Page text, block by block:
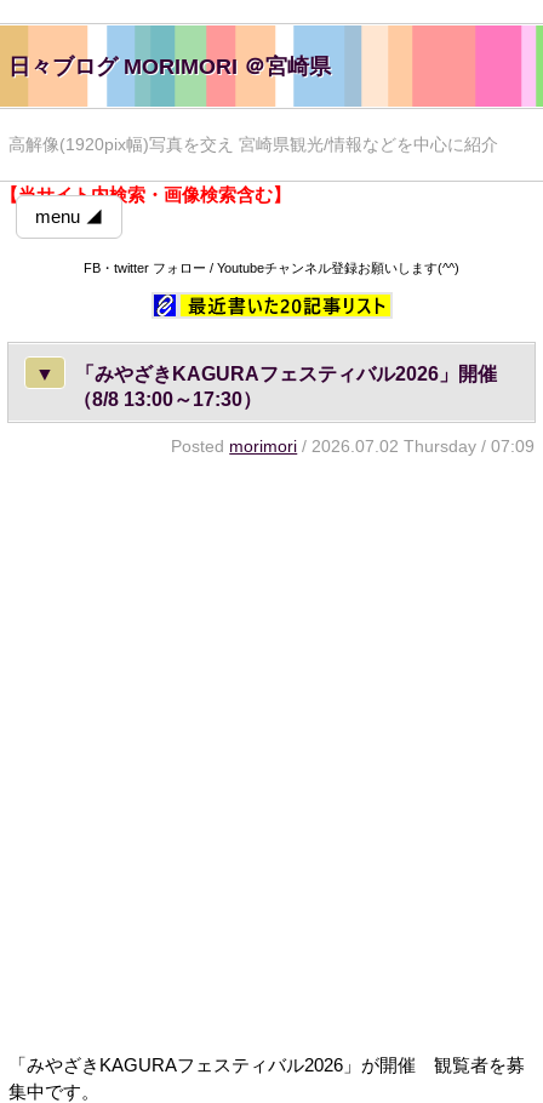
日々ブログ MORIMORI ＠宮崎県
高解像(1920pix幅)写真を交え 宮崎県観光/情報などを中心に紹介
【当サイト内検索・画像検索含む】
menu ◢
FB・twitter フォロー / Youtubeチャンネル登録お願いします(^^)
▼
「みやざきKAGURAフェスティバル2026」開催
（8/8 13:00～17:30）
Posted morimori / 2026.07.02 Thursday / 07:09
「みやざきKAGURAフェスティバル2026」が開催 観覧者を募
集中です。